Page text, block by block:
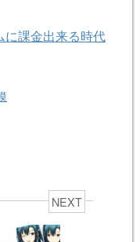
に課金出来る時代
NEXT